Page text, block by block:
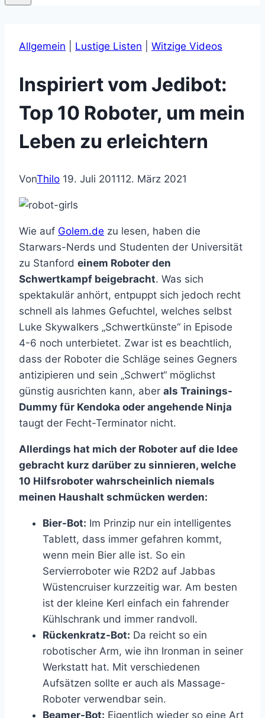
Allgemein Lustige Listen Witzige Videos
Inspiriert vom Jedibot:
Top 10 Roboter, um mein
Leben zu erleichtern
VonThilo 19. Juli 201112. März 2021
Wie auf Golem.de zu lesen, haben die
Starwars-Nerds und Studenten der Universität
zu Stanford einem Roboter den
Schwertkampf beigebracht. Was sich
spektakulär anhört, entpuppt sich jedoch recht
schnell als lahmes Gefuchtel, welches selbst
Luke Skywalkers „Schwertkünste“ in Episode
4-6 noch unterbietet. Zwar ist es beachtlich,
dass der Roboter die Schläge seines Gegners
antizipieren und sein „Schwert“ möglichst
günstig ausrichten kann, aber als Trainings-
Dummy für Kendoka oder angehende Ninja
taugt der Fecht-Terminator nicht.
Allerdings hat mich der Roboter auf die Idee
gebracht kurz darüber zu sinnieren, welche
10 Hilfsroboter wahrscheinlich niemals
meinen Haushalt schmücken werden:
Bier-Bot: Im Prinzip nur ein intelligentes
Tablett, dass immer gefahren kommt,
wenn mein Bier alle ist. So ein
Servierroboter wie R2D2 auf Jabbas
Wüstencruiser kurzzeitig war. Am besten
ist der kleine Kerl einfach ein fahrender
Kühlschrank und immer randvoll.
Rückenkratz-Bot: Da reicht so ein
robotischer Arm, wie ihn Ironman in seiner
Werkstatt hat. Mit verschiedenen
Aufsätzen sollte er auch als Massage-
Roboter verwendbar sein.
Beamer-Bot: Eigentlich wieder so eine Art